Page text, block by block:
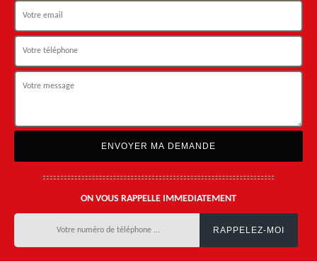
ON VOUS RAPPELLE IMMEDIATEMENT